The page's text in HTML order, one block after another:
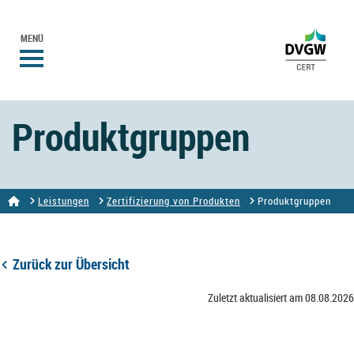
MENÜ
Produktgruppen
Leistungen Zertifizierung von Produkten Produktgruppen
Zurück zur Übersicht
Zuletzt aktualisiert am 08.08.2026